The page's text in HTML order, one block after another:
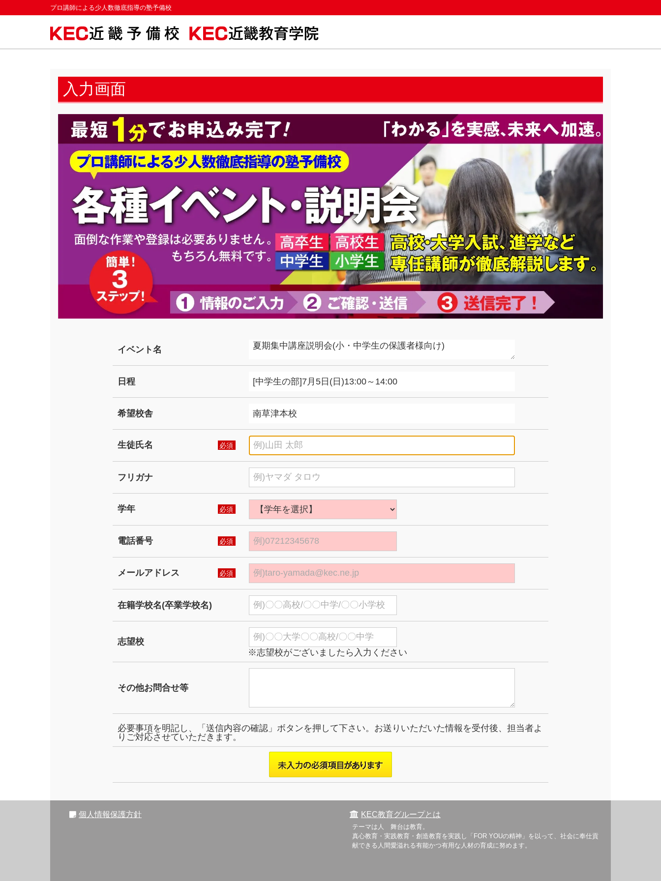
プロ講師による少人数徹底指導の塾予備校
入力画面
イベント名
日程
希望校舎
生徒氏名 必須
フリガナ
学年 必須
電話番号 必須
メールアドレス 必須
在籍学校名(卒業学校名)
志望校
※志望校がございましたら入力ください
その他お問合せ等
必要事項を明記し、「送信内容の確認」ボタンを押して下さい。お送りいただいた情報を受付後、担当者よ
りご対応させていただきます。
個人情報保護方針 KEC教育グループとは
テーマは人 舞台は教育。
真心教育・実践教育・創造教育を実践し「FOR YOUの精神」を以って、社会に奉仕貢
献できる人間愛溢れる有能かつ有用な人材の育成に努めます。